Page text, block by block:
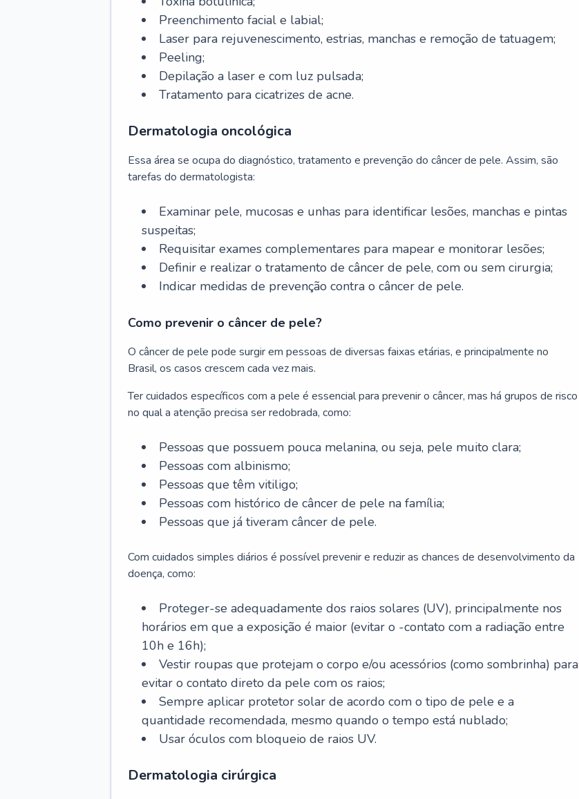
Preenchimento facial e labial;
Laser para rejuvenescimento, estrias, manchas e remoção de tatuagem;
Peeling;
Depilação a laser e com luz pulsada;
Tratamento para cicatrizes de acne.
Dermatologia oncológica
Essa área se ocupa do diagnóstico, tratamento e prevenção do câncer de pele. Assim, são
tarefas do dermatologista:
Examinar pele, mucosas e unhas para identificar lesões, manchas e pintas
suspeitas;
Requisitar exames complementares para mapear e monitorar lesões;
Definir e realizar o tratamento de câncer de pele, com ou sem cirurgia;
Indicar medidas de prevenção contra o câncer de pele.
Como prevenir o câncer de pele?
O câncer de pele pode surgir em pessoas de diversas faixas etárias, e principalmente no
Brasil, os casos crescem cada vez mais.
Ter cuidados específicos com a pele é essencial para prevenir o câncer, mas há grupos de risco
no qual a atenção precisa ser redobrada, como:
Pessoas que possuem pouca melanina, ou seja, pele muito clara;
Pessoas com albinismo;
Pessoas que têm vitiligo;
Pessoas com histórico de câncer de pele na família;
Pessoas que já tiveram câncer de pele.
Com cuidados simples diários é possível prevenir e reduzir as chances de desenvolvimento da
doença, como:
Proteger-se adequadamente dos raios solares (UV), principalmente nos
horários em que a exposição é maior (evitar o -contato com a radiação entre
10h e 16h);
Vestir roupas que protejam o corpo e/ou acessórios (como sombrinha) para
evitar o contato direto da pele com os raios;
Sempre aplicar protetor solar de acordo com o tipo de pele e a
quantidade recomendada, mesmo quando o tempo está nublado;
Usar óculos com bloqueio de raios UV.
Dermatologia cirúrgica